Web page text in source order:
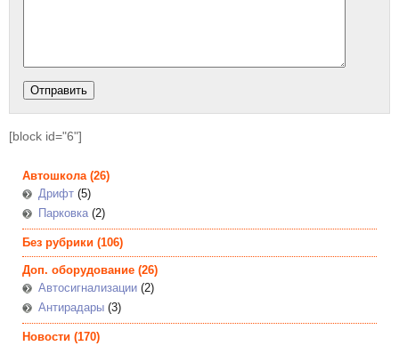
[block id="6"]
Автошкола(26)
Дрифт (5)
Парковка(2)
Без рубрики (106)
Доп. оборудование (26)
Автосигнализации (2)
Антирадары (3)
Новости (170)